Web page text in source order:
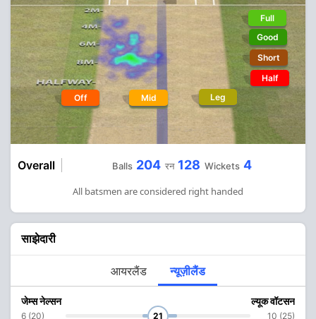
Off Mid Leg
Full
Good
Short
Half
Overall Balls 204 रन 128 Wickets 4
All batsmen are considered right handed
साझेदारी
आयरलैंड न्यूज़ीलैंड
जेम्स नेल्सन
6 (20) 21
ल्यूक वॉटसन
10 (25)